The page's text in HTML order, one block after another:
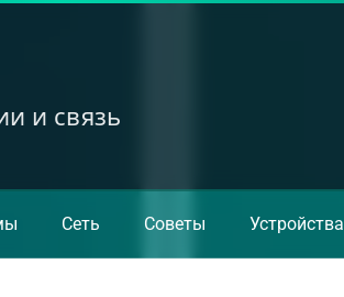
и связь
Сеть Советы Устройства